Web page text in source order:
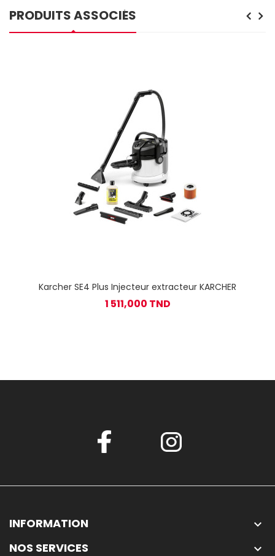
PRODUITS ASSOCIÉS
Karcher SE4 Plus Injecteur extracteur KARCHER
1 511,000 TND
INFORMATION 
NOS SERVICES 